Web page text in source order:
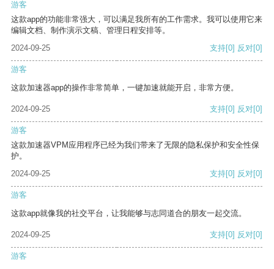
游客
这款app的功能非常强大，可以满足我所有的工作需求。我可以使用它来
编辑文档、制作演示文稿、管理日程安排等。
2024-09-25
支持[0] 反对[0]
游客
这款加速器app的操作非常简单，一键加速就能开启，非常方便。
2024-09-25 支持[0] 反对[0]
游客
这款加速器VPM应用程序已经为我们带来了无限的隐私保护和安全性保
护。
2024-09-25
支持[0] 反对[0]
游客
这款app就像我的社交平台，让我能够与志同道合的朋友一起交流。
2024-09-25 支持[0] 反对[0]
游客